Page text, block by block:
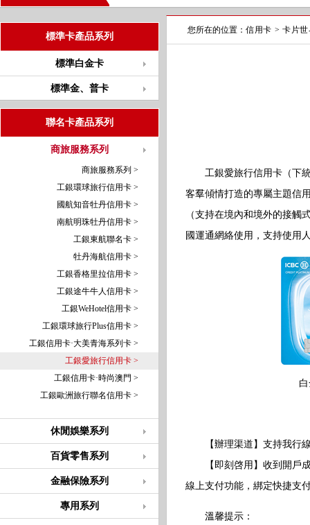
標準卡產品系列
標準白金卡
標準金、普卡
聯名卡產品系列
商旅服務系列
商旅服務系列 >
工銀環球旅行信用卡 >
國航知音牡丹信用卡 >
南航明珠牡丹信用卡 >
工銀東航聯名卡 >
牡丹海航信用卡 >
工銀香格里拉信用卡 >
工銀途牛牛人信用卡 >
工銀WeHotel信用卡 >
工銀環球旅行Plus信用卡 >
工銀信用卡·大美青海系列卡 >
工銀愛旅行信用卡 >
工銀信用卡·時尚澳門 >
工銀歐洲旅行聯名信用卡 >
休閒娛樂系列
百貨零售系列
金融保險系列
專用系列
您所在的位置： 信用卡 > 卡片
工銀愛旅行信用卡（下統
客羣傾情打造的專屬主題信
（支持在境內和境外的接觸
國運通網絡使用，支持使用
【辦理渠道】支持我行線
【即刻啓用】收到開戶成
線上支付功能，綁定快捷支
溫馨提示：